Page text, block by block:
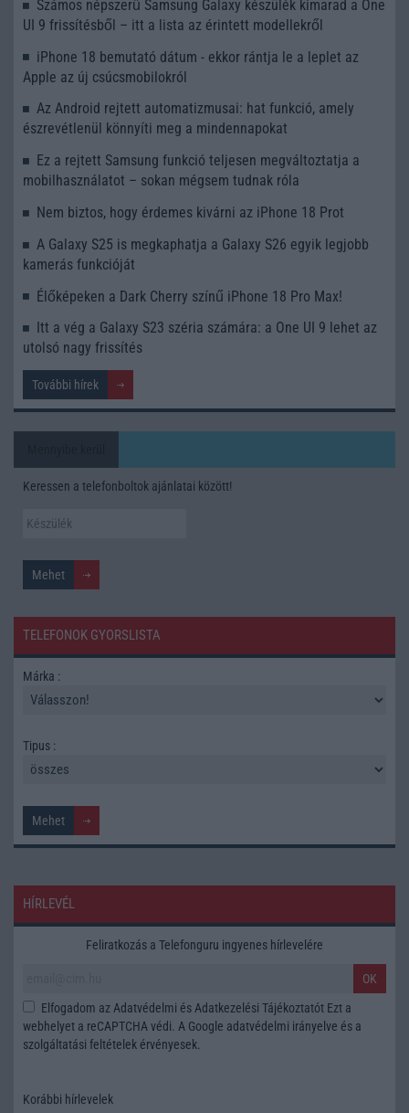
Számos népszerű Samsung Galaxy készülék kimarad a One
UI 9 frissítésből – itt a lista az érintett modellekről
iPhone 18 bemutató dátum - ekkor rántja le a leplet az
Apple az új csúcsmobilokról
Az Android rejtett automatizmusai: hat funkció, amely
észrevétlenül könnyíti meg a mindennapokat
Ez a rejtett Samsung funkció teljesen megváltoztatja a
mobilhasználatot – sokan mégsem tudnak róla
Nem biztos, hogy érdemes kivárni az iPhone 18 Prot
A Galaxy S25 is megkaphatja a Galaxy S26 egyik legjobb
kamerás funkcióját
Élőképeken a Dark Cherry színű iPhone 18 Pro Max!
Itt a vég a Galaxy S23 széria számára: a One UI 9 lehet az
utolsó nagy frissítés
További hírek
Keressen a telefonboltok ajánlatai között!
TELEFONOK GYORSLISTA
Márka :
Tipus :
HÍRLEVÉL
Feliratkozás a Telefonguru ingyenes hírlevelére
OK
Elfogadom az Adatvédelmi és Adatkezelési Tájékoztatót Ezt a
webhelyet a reCAPTCHA védi. A Google adatvédelmi irányelve és a
szolgáltatási feltételek érvényesek.
Korábbi hírlevelek